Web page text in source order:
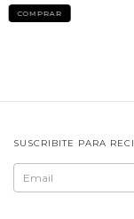
COMPRAR
SUSCRIBITE PARA